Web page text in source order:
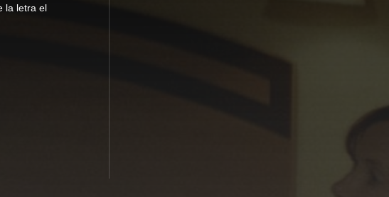
la letra el